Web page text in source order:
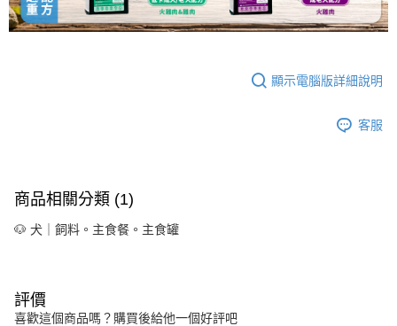
顯示電腦版詳細說明
客服
商品相關分類 (1)
🐶 犬｜飼料。主食餐。主食罐
評價
喜歡這個商品嗎？購買後給他一個好評吧